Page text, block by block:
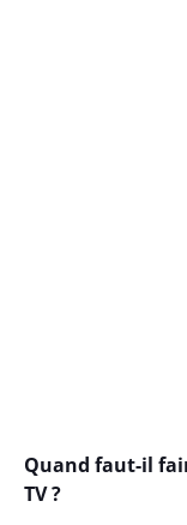
Quand faut-il
TV ?